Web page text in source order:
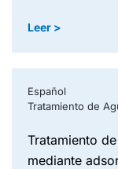
Leer >
Español
Tratamiento de
tratamiento de agua para remoción de arsénico
mediante